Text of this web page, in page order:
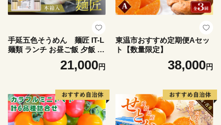
手延五色そうめん 麺匠 IT-L
麺類 ランチ お昼ご飯 夕飯 晩
御飯 手延べそうめん そうめ
ん詰合せ 華やか 贈り物
21,000円
東温市おすすめ定期便Aセッ
ト【数量限定】
38,000円